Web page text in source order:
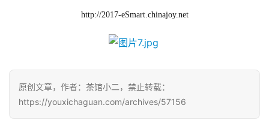
http://2017-eSmart.chinajoy.net
原创文章，作者：茶馆小二，禁止转载：
https://youxichaguan.com/archives/57156